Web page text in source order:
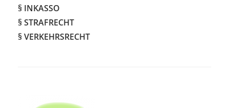
§ INKASSO
§ STRAFRECHT
§ VERKEHRSRECHT